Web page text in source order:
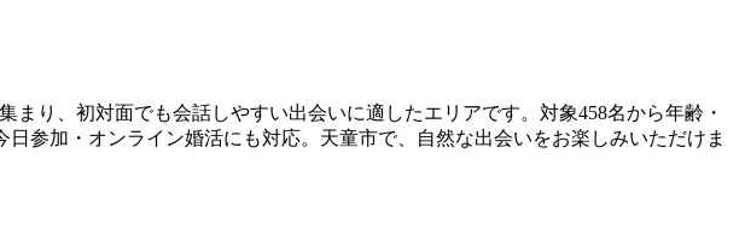
り、初対面でも会話しやすい出会いに適したエリアです。対象458名から年齢・
参加・オンライン婚活にも対応。天童市で、自然な出会いをお楽しみいただけま